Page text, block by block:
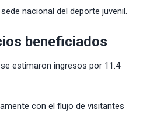
nacional del deporte juvenil.
beneficiados
estimaron ingresos por 11.4
con el flujo de visitantes